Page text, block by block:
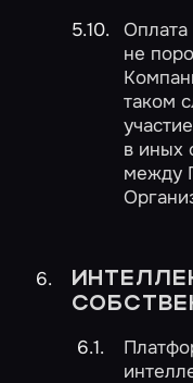
Оплата
не
таком
в иных
между